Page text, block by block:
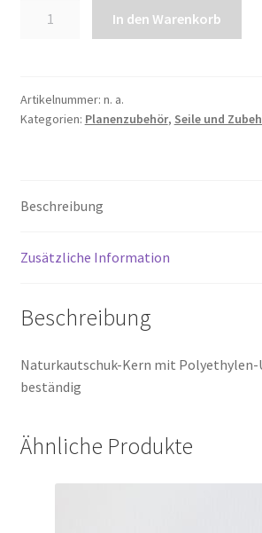
In den Warenkorb
Artikelnummer: n. a.
Kategorien: Planenzubehör, Seile und
Beschreibung
Zusätzliche Information
Beschreibung
Naturkautschuk-Kern mit Polyethylen-
beständig
Ähnliche Produkte